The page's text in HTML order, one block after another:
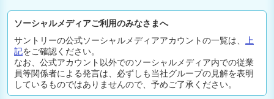
ソーシャルメディアご利用のみなさまへ
サントリーの公式ソーシャルメディアアカウントの一覧は、 上
記をご確認ください。
なお、公式アカウント以外でのソーシャルメディア内での従業
員等関係者による発言は、必ずしも当社グループの見解を表明
しているものではありませんので、予めご了承ください。